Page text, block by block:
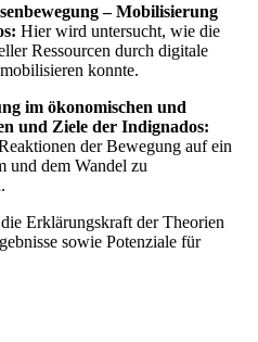
– Mobilisierung
Hier wird untersucht, wie die
Ressourcen durch digitale
konnte.
im ökonomischen und
und Ziele der Indignados:
der Bewegung auf ein
und dem Wandel zu
Erklärungskraft der Theorien
sowie Potenziale für